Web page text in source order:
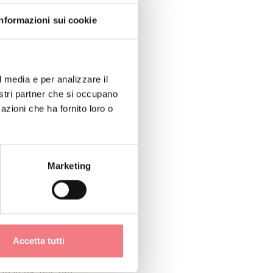
sui cookie
e per analizzare il
partner che si occupano
che ha fornito loro o
Marketing
Accetta tutti
Besarelche
Madonna con
Caterina
che Valentino
e della